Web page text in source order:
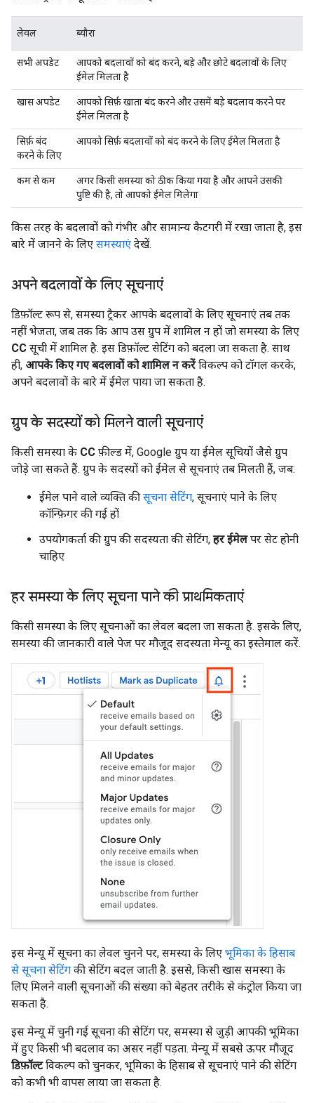
लेवल ब्यौरा
सभी अपडेट
आपको बदलावों को बंद करने, बड़े और छोटे बदलावों के लिए
ईमेल मिलता है
खास अपडेट
आपको सिर्फ़ खाता बंद करने और उसमें बड़े बदलाव करने पर
ईमेल मिलता है
सिर्फ़ बंद
करने के लिए
आपको सिर्फ़ बदलावों को बंद करने के लिए ईमेल मिलता है
कम से कम
अगर किसी समस्या को ठीक किया गया है और आपने उसकी
पुष्टि की है, तो आपको ईमेल मिलेगा
किस तरह के बदलावों को गंभीर और सामान्य कैटगरी में रखा जाता है, इस
बारे में जानने के लिए समस्याएं देखें.
अपने बदलावों के लिए सूचनाएं
डिफ़ॉल्ट रूप से, समस्या ट्रैकर आपके बदलावों के लिए सूचनाएं तब तक
नहीं भेजता, जब तक कि आप उस ग्रुप में शामिल न हों जो समस्या के लिए
CC सूची में शामिल है. इस डिफ़ॉल्ट सेटिंग को बदला जा सकता है. साथ
ही, आपके किए गए बदलावों को शामिल न करेंविकल्प को टॉगल करके,
अपने बदलावों के बारे में ईमेल पाया जा सकता है.
ग्रुप के सदस्यों को मिलने वाली सूचनाएं
किसी समस्या के CC फ़ील्ड में, Google ग्रुप या ईमेल सूचियों जैसे ग्रुप
जोड़े जा सकते हैं. ग्रुप के सदस्यों को ईमेल से सूचनाएं तब मिलती हैं, जब:
ईमेल पाने वाले व्यक्ति कीसूचना सेटिंग, सूचनाएं पाने के लिए
कॉन्फ़िगर की गई हों
उपयोगकर्ता की ग्रुप की सदस्यता की सेटिंग, हर ईमेलपर सेट होनी
चाहिए
हर समस्या के लिए सूचना पाने की प्राथमिकताएं
किसी समस्या के लिए सूचनाओं का लेवल बदला जा सकता है. इसके लिए,
समस्या की जानकारी वाले पेज पर मौजूद सदस्यता मेन्यू का इस्तेमाल करें.
इस मेन्यू में सूचना का लेवल चुनने पर, समस्या के लिए भूमिका के हिसाब
से सूचना सेटिंग की सेटिंग बदल जाती है. इससे, किसी खास समस्या के
लिए मिलने वाली सूचनाओं की संख्या को बेहतर तरीके से कंट्रोल किया जा
सकता है.
इस मेन्यू में चुनी गई सूचना की सेटिंग पर, समस्या से जुड़ी आपकी भूमिका
में हुए किसी भी बदलाव का असर नहीं पड़ता. मेन्यू में सबसे ऊपर मौजूद
डिफ़ॉल्टविकल्प को चुनकर, भूमिका के हिसाब से सूचनाएं पाने की सेटिंग
को कभी भी वापस लाया जा सकता है.